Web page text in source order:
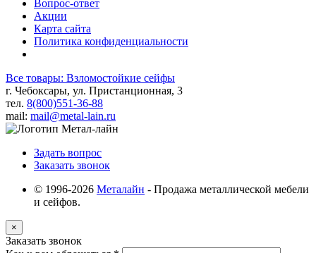
Вопрос-ответ
Акции
Карта сайта
Политика конфиденциальности
Все товары: Взломостойкие сейфы
г. Чебоксары, ул. Пристанционная, 3
тел. 8(800)551-36-88
mail: mail@metal-lain.ru
Задать вопрос
Заказать звонок
© 1996-2026 Металайн - Продажа металлической мебели
и сейфов.
×
Заказать звонок